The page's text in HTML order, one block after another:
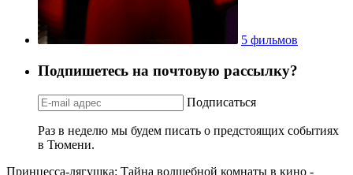
5 фильмов
Подпишетесь на почтовую рассылку?
Подписаться
Раз в неделю мы будем писать о предстоящих событиях
в Тюмени.
Принцесса-лягушка: Тайна волшебной комнаты в кино -